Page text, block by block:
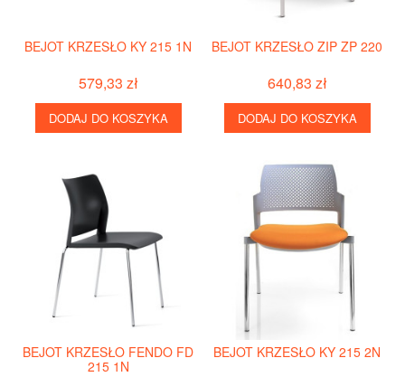
BEJOT KRZESŁO KY 215 1N
579,33 zł
DODAJ DO KOSZYKA
BEJOT KRZESŁO ZIP ZP 220
640,83 zł
DODAJ DO KOSZYKA
BEJOT KRZESŁO FENDO FD
215 1N
BEJOT KRZESŁO KY 215 2N